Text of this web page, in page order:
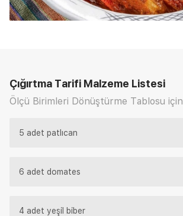
Çığırtma Tarifi Malzeme Listesi
Ölçü Birimleri Dönüştürme Tablosu için
5 adet patlıcan
6 adet domates
4 adet yeşil biber